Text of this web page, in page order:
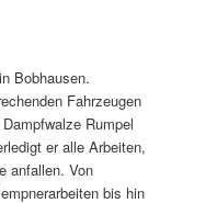
Bobhausen.
Fahrzeugen
Rumpel
er alle Arbeiten,
anfallen. Von
bis hin